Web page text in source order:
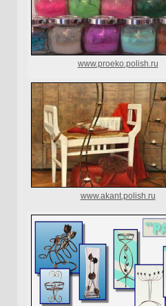
www.proeko.polish.ru
www.akant.polish.ru